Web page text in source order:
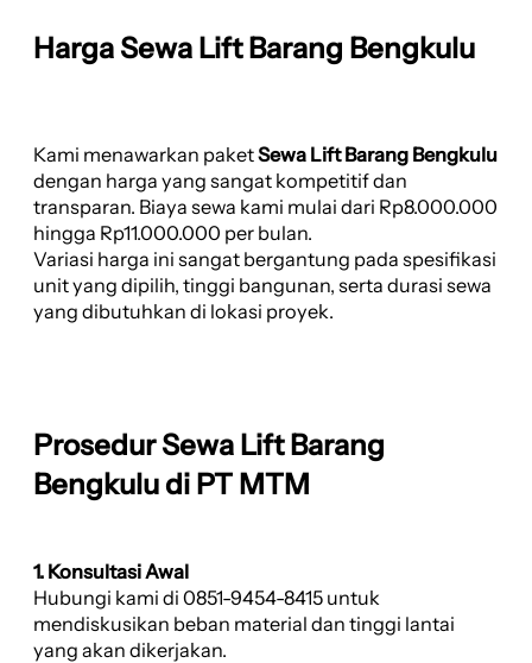
Harga Sewa Lift Barang Bengkulu
Kami menawarkan paketSewa Lift Barang Bengkulu
dengan harga yang sangat kompetitif dan
transparan. Biaya sewa kami mulai dari Rp8.000.000
hingga Rp11.000.000 per bulan.
Variasi harga ini sangat bergantung pada spesifikasi
unit yang dipilih, tinggi bangunan, serta durasi sewa
yang dibutuhkan di lokasi proyek.
Prosedur Sewa Lift Barang
Bengkulu di PT MTM
1. Konsultasi Awal
Hubungi kami di 0851-9454-8415 untuk
mendiskusikan beban material dan tinggi lantai
yang akan dikerjakan.